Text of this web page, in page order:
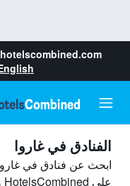
الفنادق في غاروا
ابحث عن فنادق في
على HotelsCombined ووفّر.